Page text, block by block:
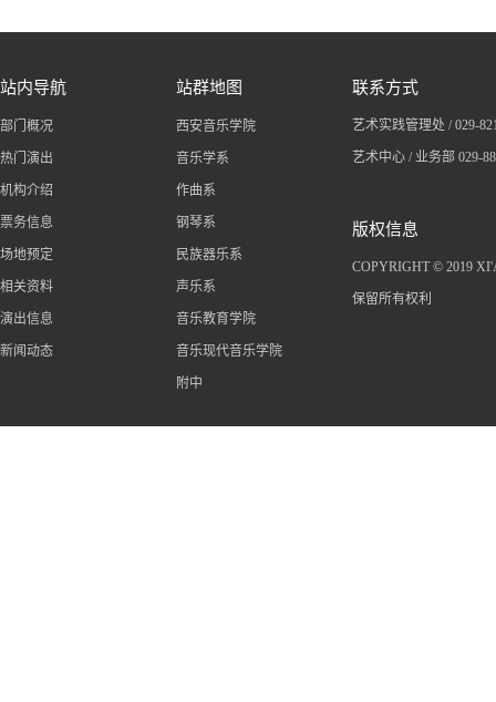
站内导航
部门概况
热门演出
机构介绍
票务信息
场地预定
相关资料
演出信息
新闻动态
站群地图
西安音乐学院
音乐学系
作曲系
钢琴系
民族器乐系
声乐系
音乐教育学院
音乐现代音乐学院
附中
联系方式
艺术实践管理处 / 029-
艺术中心 / 业务部 029-
版权信息
COPYRIGHT © 2019
保留所有权利